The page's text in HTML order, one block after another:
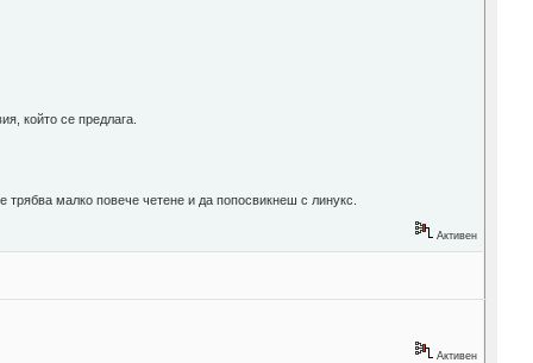
който се предлага.
малко повече четене и да попосвикнеш с линукс.
Активен
Активен